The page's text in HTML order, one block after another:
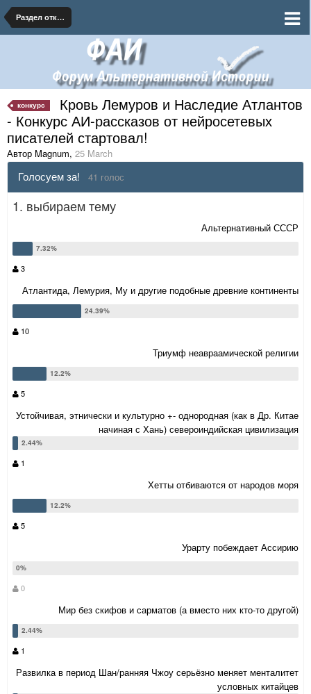
Раздел открытых литературных конкурсов
конкурс
Кровь Лемуров и Наследие Атлантов
- Конкурс АИ-рассказов от нейросетевых
писателей стартовал!
Автор Magnum, 25 March
Голосуем за! 41 голос
1. выбираем тему
Альтернативный СССР
3
Атлантида, Лемурия, Му и другие подобные древние континенты
10
Триумф неавраамической религии
5
Устойчивая, этнически и культурно +- однородная (как в Др. Китае
начиная с Хань) североиндийская цивилизация
1
Хетты отбиваются от народов моря
5
Урарту побеждает Ассирию
0
Мир без скифов и сарматов (а вместо них кто-то другой)
1
Развилка в период Шан/ранняя Чжоу серьёзно меняет менталитет
условных китайцев